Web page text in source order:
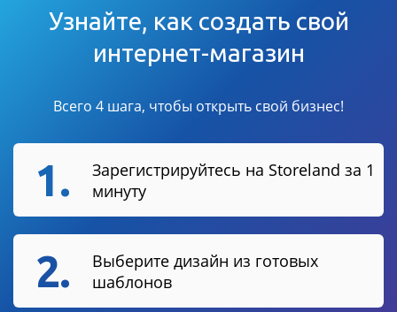
Узнайте, как создать свой
интернет-магазин
Всего 4 шага, чтобы открыть свой бизнес!
1.
Зарегистрируйтесь на Storeland за 1
минуту
2.
Выберите дизайн из готовых
шаблонов